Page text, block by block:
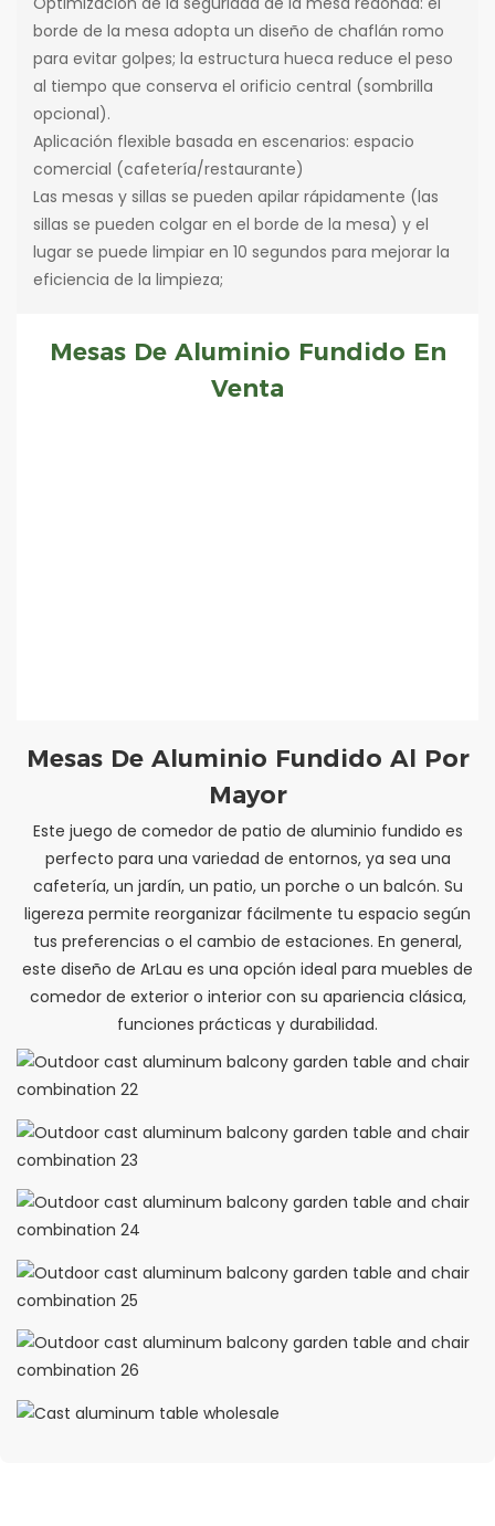
borde de la mesa adopta un diseño de chaflán romo
para evitar golpes; la estructura hueca reduce el peso
al tiempo que conserva el orificio central (sombrilla
opcional).
Aplicación flexible basada en escenarios: espacio
comercial (cafetería/restaurante)
Las mesas y sillas se pueden apilar rápidamente (las
sillas se pueden colgar en el borde de la mesa) y el
lugar se puede limpiar en 10 segundos para mejorar la
eficiencia de la limpieza;
Mesas De Aluminio Fundido En
Venta
Mesas De Aluminio Fundido Al Por
Mayor
Este juego de comedor de patio de aluminio fundido es
perfecto para una variedad de entornos, ya sea una
cafetería, un jardín, un patio, un porche o un balcón. Su
ligereza permite reorganizar fácilmente tu espacio según
tus preferencias o el cambio de estaciones. En general,
este diseño de ArLau es una opción ideal para muebles de
comedor de exterior o interior con su apariencia clásica,
funciones prácticas y durabilidad.